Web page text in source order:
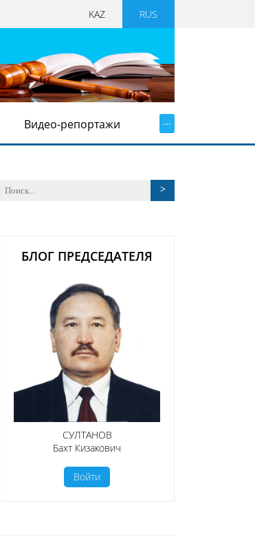
KAZ RUS
Видео-репортажи ...
БЛОГ ПРЕДСЕДАТЕЛЯ
СУЛТАНОВ
Бахт Кизакович
Войти